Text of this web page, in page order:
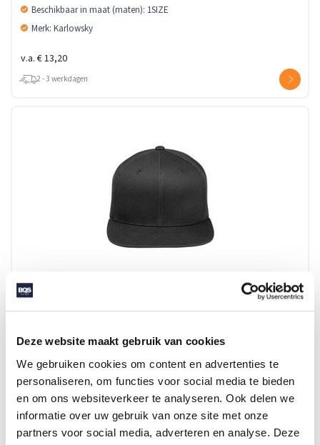
Deze website maakt gebruik van cookies
We gebruiken cookies om content en advertenties te
personaliseren, om functies voor social media te bieden
en om ons websiteverkeer te analyseren. Ook delen we
informatie over uw gebruik van onze site met onze
partners voor social media, adverteren en analyse. Deze
Beschikbaar in maat (maten): 1SIZE
Merk: Karlowsky
v.a. € 13,20
2 - 3 werkdagen
KM 26 FLAT CAP CLASSIC
Beschikbaar in maat (maten): 1SIZE
Merk: Karlowsky
v.a. € 16,60
2 - 3 werkdagen